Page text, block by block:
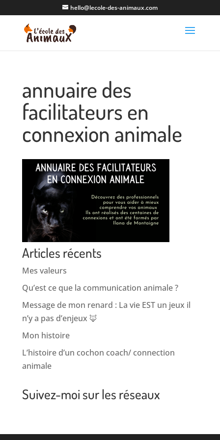
hello@lecole-des-animaux.com
annuaire des
facilitateurs en
connexion animale
Articles récents
Mes valeurs
Qu’est ce que la communication animale ?
Message de mon renard : La vie EST un jeux il
n’y a pas d’enjeux 🦊
Mon histoire
L’histoire d’un cochon coach/ connection
animale
Suivez-moi sur les réseaux